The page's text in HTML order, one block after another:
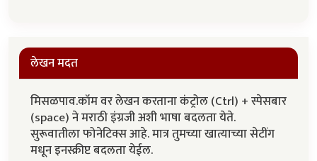
लेखन मदत
मिसळपाव.कॉम वर लेखन करताना कंट्रोल (Ctrl) + स्पेसबार
(space) ने मराठी इंग्रजी अशी भाषा बदलता येते.
सुरूवातीला फोनेटिक्स आहे. मात्र तुमच्या खात्याच्या सेटींग
मधून इनस्क्रीप्ट बदलता येईल.